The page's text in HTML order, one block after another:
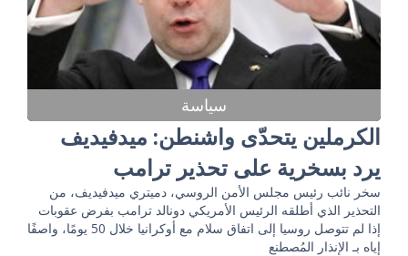
سياسة
الكرملين يتحدّى واشنطن: ميدفيديف
يرد بسخرية على تحذير ترامب
سخر نائب رئيس مجلس الأمن الروسي، دميتري ميدفيديف، من
التحذير الذي أطلقه الرئيس الأمريكي دونالد ترامب بفرض عقوبات
إذا لم تتوصل روسيا إلى اتفاق سلام مع أوكرانيا خلال 50 يومًا، واصفًا
إياه بـ الإنذار المُصطنع